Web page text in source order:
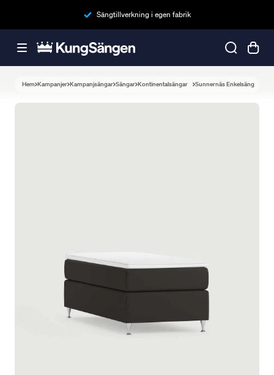
Sängtillverkning i egen fabrik
Hem Kampanjer Kampanjsängar Sängar Kontinentalsängar Sunnernäs Enkelsäng